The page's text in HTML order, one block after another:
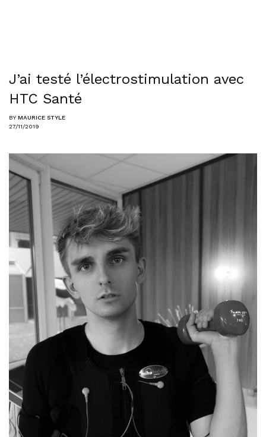
J’ai testé l’électrostimulation avec
HTC Santé
BY MAURICE STYLE
27/11/2019